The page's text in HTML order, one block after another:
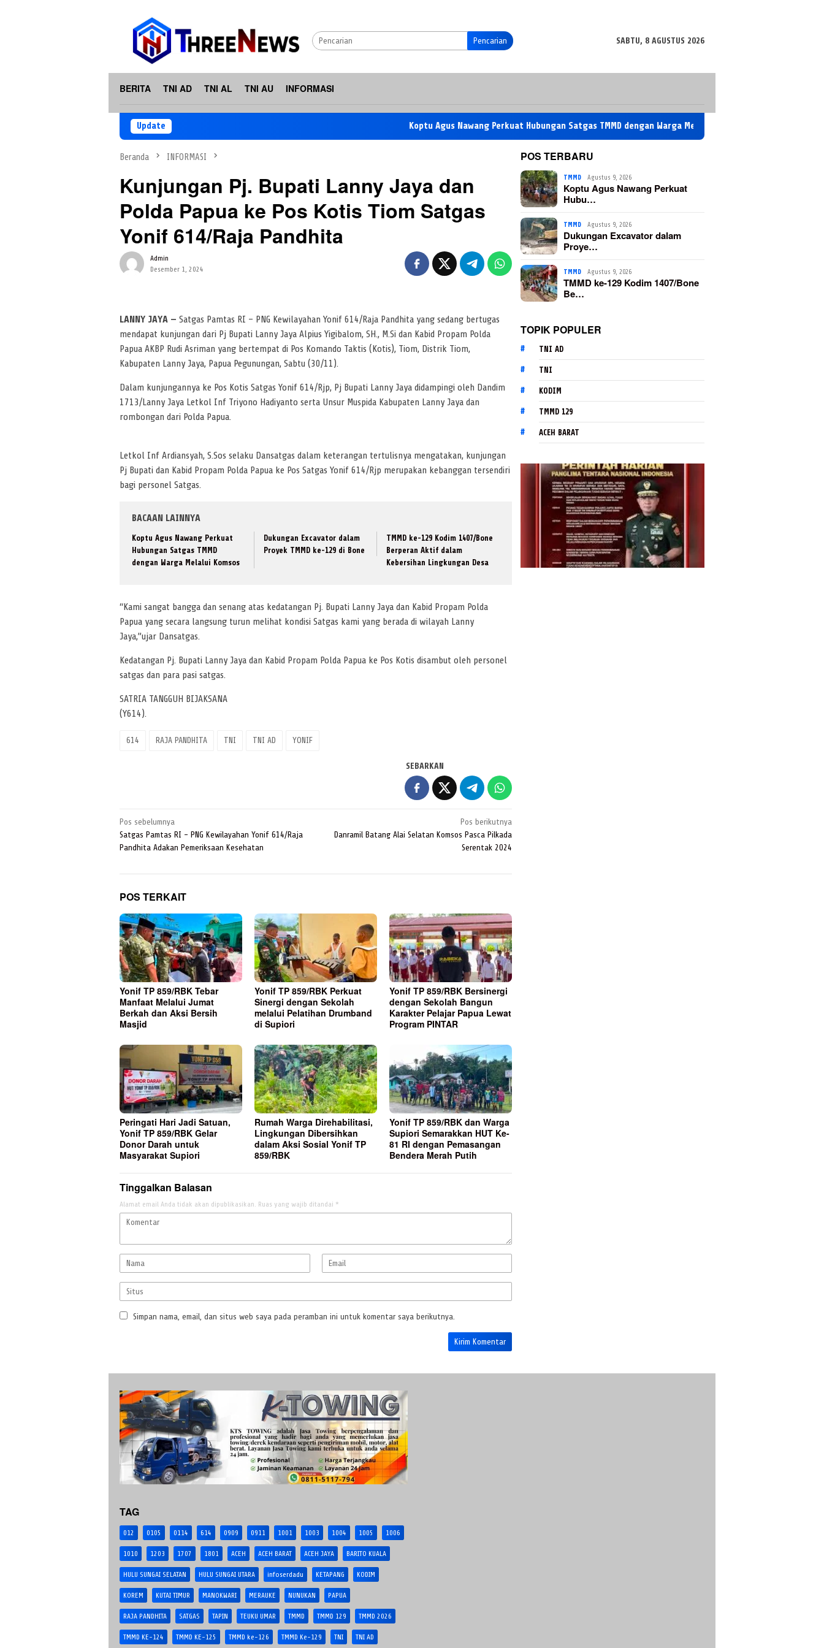
Pencarian
SABTU, 8 AGUSTUS 2026
BERITA TNI AD TNI AL TNI AU INFORMASI
Update Koptu Agus Nawang Perkuat Hubungan Satgas TMMD dengan Warga Melalui Komsos
Beranda INFORMASI
Kunjungan Pj. Bupati Lanny Jaya dan
Polda Papua ke Pos Kotis Tiom Satgas
Yonif 614/Raja Pandhita
Admin
Desember 1, 2024
LANNY JAYA — Satgas Pamtas RI – PNG Kewilayahan Yonif 614/Raja Pandhita yang sedang bertugas
mendapat kunjungan dari Pj Bupati Lanny Jaya Alpius Yigibalom, SH., M.Si dan Kabid Propam Polda
Papua AKBP Rudi Asriman yang bertempat di Pos Komando Taktis (Kotis), Tiom, Distrik Tiom,
Kabupaten Lanny Jaya, Papua Pegunungan, Sabtu (30/11).
Dalam kunjungannya ke Pos Kotis Satgas Yonif 614/Rjp, Pj Bupati Lanny Jaya didampingi oleh Dandim
1713/Lanny Jaya Letkol Inf Triyono Hadiyanto serta Unsur Muspida Kabupaten Lanny Jaya dan
rombongan dari Polda Papua.
Letkol Inf Ardiansyah, S.Sos selaku Dansatgas dalam keterangan tertulisnya mengatakan, kunjungan
Pj Bupati dan Kabid Propam Polda Papua ke Pos Satgas Yonif 614/Rjp merupakan kebanggan tersendiri
bagi personel Satgas.
BACAAN LAINNYA
Koptu Agus Nawang Perkuat
Hubungan Satgas TMMD
dengan Warga Melalui Komsos
Dukungan Excavator dalam
Proyek TMMD ke-129 di Bone
TMMD ke-129 Kodim 1407/Bone
Berperan Aktif dalam
Kebersihan Lingkungan Desa
“Kami sangat bangga dan senang atas kedatangan Pj. Bupati Lanny Jaya dan Kabid Propam Polda
Papua yang secara langsung turun melihat kondisi Satgas kami yang berada di wilayah Lanny
Jaya,”ujar Dansatgas.
Kedatangan Pj. Bupati Lanny Jaya dan Kabid Propam Polda Papua ke Pos Kotis disambut oleh personel
satgas dan para pasi satgas.
SATRIA TANGGUH BIJAKSANA
(Y614).
614 RAJA PANDHITA TNI TNI AD YONIF
SEBARKAN
Navigasi
pos
Pos sebelumnya
Satgas Pamtas RI – PNG Kewilayahan Yonif 614/Raja
Pandhita Adakan Pemeriksaan Kesehatan
Pos berikutnya
Danramil Batang Alai Selatan Komsos Pasca Pilkada
Serentak 2024
POS TERKAIT
Yonif TP 859/RBK Tebar
Manfaat Melalui Jumat
Berkah dan Aksi Bersih
Masjid
Yonif TP 859/RBK Perkuat
Sinergi dengan Sekolah
melalui Pelatihan Drumband
di Supiori
Yonif TP 859/RBK Bersinergi
dengan Sekolah Bangun
Karakter Pelajar Papua Lewat
Program PINTAR
Peringati Hari Jadi Satuan,
Yonif TP 859/RBK Gelar
Donor Darah untuk
Masyarakat Supiori
Rumah Warga Direhabilitasi,
Lingkungan Dibersihkan
dalam Aksi Sosial Yonif TP
859/RBK
Yonif TP 859/RBK dan Warga
Supiori Semarakkan HUT Ke-
81 RI dengan Pemasangan
Bendera Merah Putih
Tinggalkan Balasan
Alamat email Anda tidak akan dipublikasikan. Ruas yang wajib ditandai *
Simpan nama, email, dan situs web saya pada peramban ini untuk komentar saya berikutnya.
POS TERBARU
TMMD Agustus 9, 2026
Koptu Agus Nawang Perkuat
Hubu…
TMMD Agustus 9, 2026
Dukungan Excavator dalam
Proye…
TMMD Agustus 9, 2026
TMMD ke-129 Kodim 1407/Bone
Be…
TOPIK POPULER
TNI AD
TNI
KODIM
TMMD 129
ACEH BARAT
TAG
012 0105 0114 614 0909 0911 1001 1003 1004 1005 1006
1010 1203 1707 1801 ACEH ACEH BARAT ACEH JAYA BARITO KUALA
HULU SUNGAI SELATAN HULU SUNGAI UTARA infoserdadu KETAPANG KODIM
KOREM KUTAI TIMUR MANOKWARI MERAUKE NUNUKAN PAPUA
RAJA PANDHITA SATGAS TAPIN TEUKU UMAR TMMD TMMD 129 TMMD 2026
TMMD KE-124 TMMD KE-125 TMMD ke-126 TMMD Ke-129 TNI TNI AD